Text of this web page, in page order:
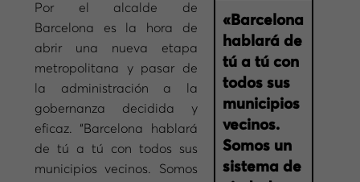
«Barcelona
hablará de
tú a tú con
todos sus
municipios
vecinos.
Somos un
sistema de
Por el alcalde de
Barcelona es la hora de
abrir una nueva etapa
metropolitana y pasar de
la administración a la
gobernanza decidida y
eficaz. “Barcelona hablará
de tú a tú con todos sus
municipios vecinos. Somos